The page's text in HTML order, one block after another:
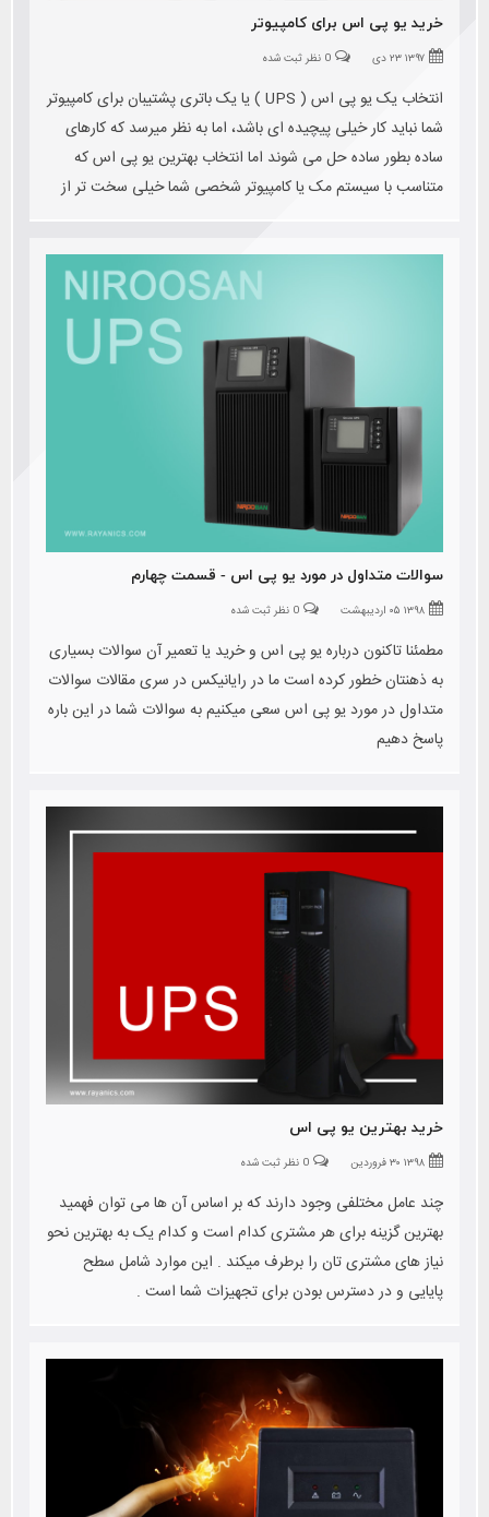
خرید یو پی اس برای کامپیوتر
۱۳۹۷ ۲۳ دی 0 نظر ثبت شده
انتخاب یک یو پی اس ( UPS ) یا یک باتری پشتیبان برای کامپیوتر
شما نباید کار خیلی پیچیده ای باشد، اما به نظر میرسد که کارهای
ساده بطور ساده حل می شوند اما انتخاب بهترین یو پی اس که
متناسب با سیستم مک یا کامپیوتر شخصی شما خیلی سخت تر از
سوالات متداول در مورد یو پی اس - قسمت چهارم
۱۳۹۸ ۰۵ اردیبهشت 0 نظر ثبت شده
مطمئنا تاکنون درباره یو پی اس و خرید یا تعمیر آن سوالات بسیاری
به ذهنتان خطور کرده است ما در رایانیکس در سری مقالات سوالات
متداول در مورد یو پی اس سعی میکنیم به سوالات شما در این باره
پاسخ دهیم
خرید بهترین یو پی اس
۱۳۹۸ ۳۰ فروردین 0 نظر ثبت شده
چند عامل مختلفی وجود دارند که بر اساس آن ها می توان فهمید
بهترین گزینه برای هر مشتری کدام است و کدام یک به بهترین نحو
نیاز های مشتری تان را برطرف میکند . این موارد شامل سطح
پایایی و در دسترس بودن برای تجهیزات شما است .